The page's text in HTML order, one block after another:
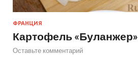
ФРАНЦИЯ
Картофель «Буланжер»
Оставьте комментарий